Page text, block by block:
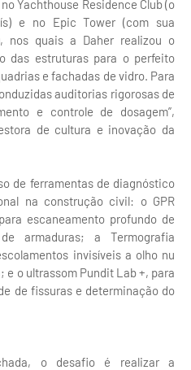
Yachthouse Residence Club (o
e no Epic Tower (com sua
nos quais a Daher realizou o
das estruturas para o perfeito
e fachadas de vidro. Para
auditorias rigorosas de
e controle de dosagem”,
de cultura e inovação da
de ferramentas de diagnóstico
na construção civil: o GPR
escaneamento profundo de
armaduras; a Termografia
invisíveis a olho nu
o ultrassom Pundit Lab +, para
de fissuras e determinação do
o desafio é realizar a